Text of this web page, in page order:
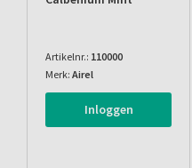
Artikelnr.: 110000
Merk: Airel
Inloggen